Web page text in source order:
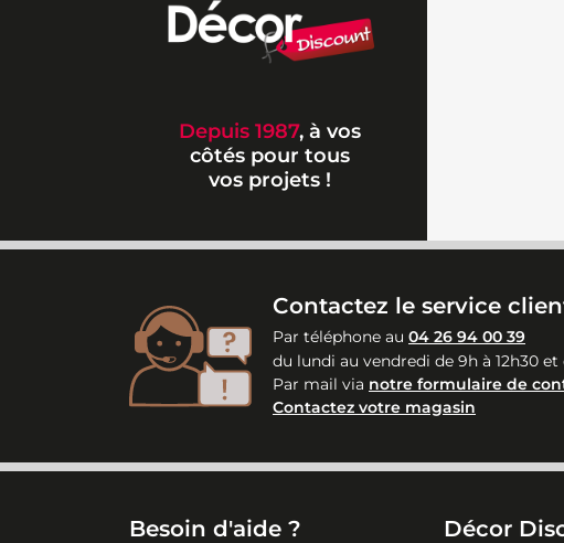
Depuis 1987, à vos
côtés pour tous
vos projets !
Contactez le service
Par téléphone au 04 26 94 00 39
du lundi au vendredi de 9h à 12h30 et
Par mail via notre formulaire de
Contactez votre magasin
Besoin d'aide ? Décor